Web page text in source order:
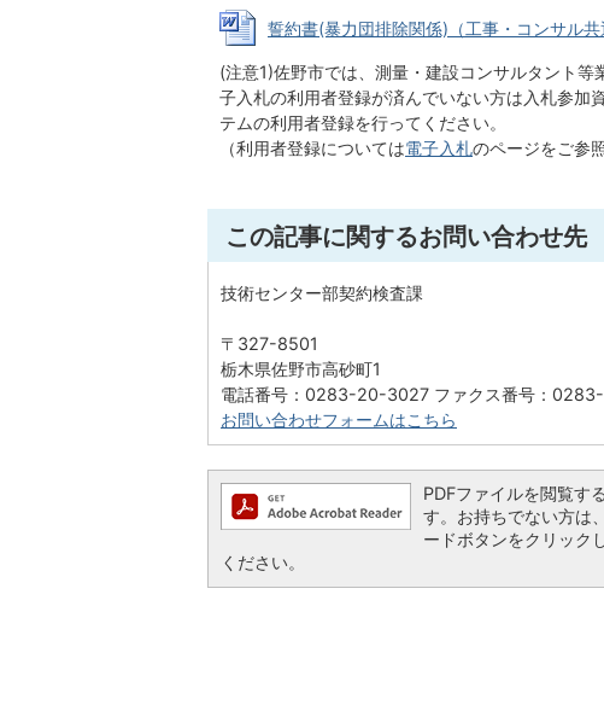
誓約書(暴力団排除関係)（工事・コンサル
(注意1)佐野市では、測量・建設コンサルタント
子入札の利用者登録が済んでいない方は入札参加
テムの利用者登録を行ってください。
（利用者登録については電子入札のページをご参
この記事に関するお問い合わせ先
技術センター部契約検査課
〒327-8501
栃木県佐野市高砂町1
電話番号：0283-20-3027 ファクス番号：
お問い合わせフォームはこちら
PDFファイルを閲覧
す。お持ちでない方は
ードボタンをクリック
ください。